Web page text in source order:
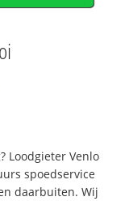
Loodgieter Venlo
spoedservice
daarbuiten. Wij